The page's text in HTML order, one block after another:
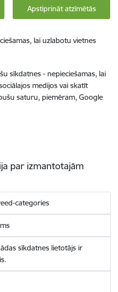
Apstiprināt atzīmētās
lai uzlabotu vietnes
sīkdatnes - nepieciešamas, lai
medijos vai skatīt
saturu, piemēram, Google
par izmantotajām
categories
sīkdatnes lietotājs ir